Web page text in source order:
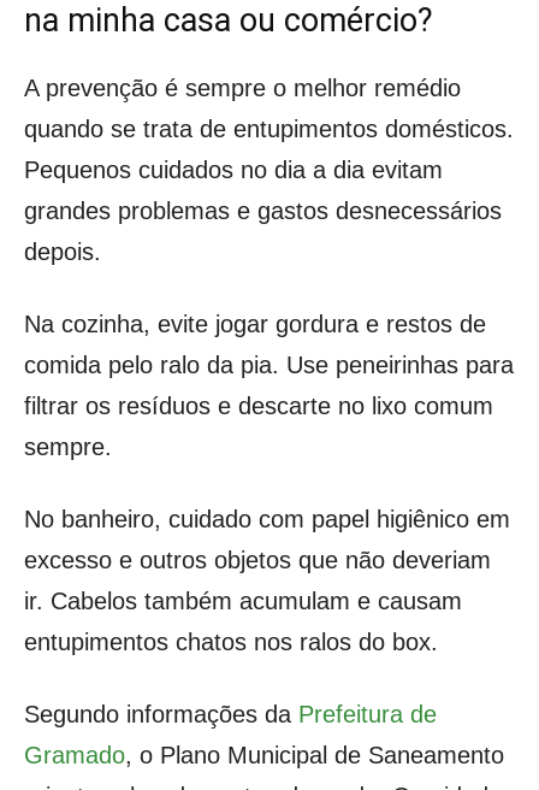
na minha casa ou comércio?
A prevenção é sempre o melhor remédio
quando se trata de entupimentos domésticos.
Pequenos cuidados no dia a dia evitam
grandes problemas e gastos desnecessários
depois.
Na cozinha, evite jogar gordura e restos de
comida pelo ralo da pia. Use peneirinhas para
filtrar os resíduos e descarte no lixo comum
sempre.
No banheiro, cuidado com papel higiênico em
excesso e outros objetos que não deveriam
ir. Cabelos também acumulam e causam
entupimentos chatos nos ralos do box.
Segundo informações da Prefeitura de
Gramado, o Plano Municipal de Saneamento